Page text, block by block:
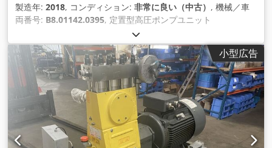
製造年: 2018, コンディション: 非常に良い（中古） , 機械／車
両番号: B8.01142.0395, 定置型高圧ポンプユニット
Hammelmann HDP 142 をベースフレームに設置。似ている
が、カマット、ウラッカ、ウォマがない。 ポンプ形式：
HDP142 使用圧力：610bar 吐出量：78リットル／分 駆動速
度： 1500rpm 駆動力：86 kW AC M 280 M-4/HE 電気モータ
ー 90 kW, IP55 付き。 圧力調整弁付き 安全弁付き 油冷式 外形
寸法 LxWxH： 約1,700x850x1,450mm。 Dksdpfxjh E Dgzj
Aqqer 重量：約1.200kg 製造年：2018年 状態：2020年10月の
Hammelmannによるサービスの後、数週間しか走らず、1年以
上使用されていない。非常に良好な中古品状 態です。
小型広告